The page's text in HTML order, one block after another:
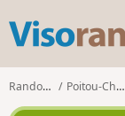
Randonnées Poitou-Charentes